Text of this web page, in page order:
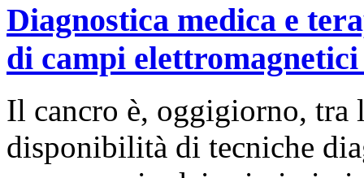
Diagnostica medica e
di campi
Il cancro è, oggigiorno, tra
disponibilità di tecniche